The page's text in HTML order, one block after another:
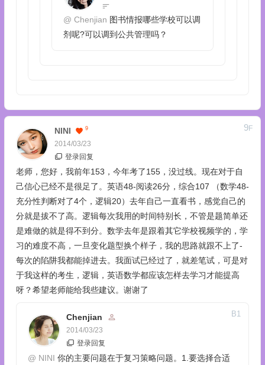
@ Chenjian 图书情报哪些学校可以调
剂呢?可以调到公共管理吗？
NINI 9
2014/03/23
9F
登录回复
老师，您好，我前年153，今年考了155，没过线。现在对于自
己信心已经不是很足了。英语48-阅读26分，综合107 （数学48-
充分性判断对了4个，逻辑20）去年自己一直看书，感觉自己的
分就是拔不了高。逻辑每次我用的时间特别长，不管是题简单还
是难做的就是得不到分。数学去年是跟着其它学校视频学的，学
习的难度不高，一旦变化题型换个样子，我的思路就跟不上了-
每次的陷阱我都能掉进去。我面试已经过了，就差笔试，可是对
于我这样的考生，逻辑，英语数学都应该怎样去学习才能提高
呀？希望老师能给我些建议。谢谢了
Chenjian
2014/03/23
B1
登录回复
@ NINI 你的主要问题在于复习策略问题。1.要选择合适